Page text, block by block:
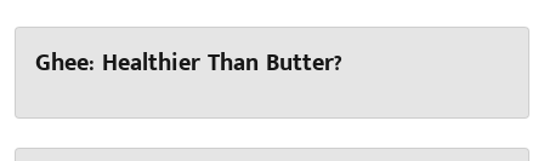
Ghee: Healthier Than Butter?